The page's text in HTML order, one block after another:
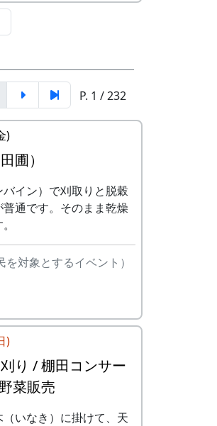
家では、おいしい“た
料理”を味わうことが
よかったなあ」と思
(ポン四郎）
守ろうと、全国に棚
のがあります。
い、収穫を楽しみに
して詩を書きまし
曲をつけてくれて、
」、「この村を、喰
いやいや、岩座神は
せんよ。
さ
H
CORPORATION
II
の
メシアとポン四
郎バンド
MASA BAND
H
9
三畳⼀間
なでしこ
P. 1 / 232
)
圃）
イン）で刈取りと脱穀
通です。そのまま乾燥
対象とするイベント）
)
り / 棚田コンサー
菜販売
いなき）に掛けて、天